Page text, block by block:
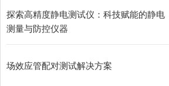
探索高精度静电测试仪：科技赋能的静电
测量与防控仪器
场效应管配对测试解决方案